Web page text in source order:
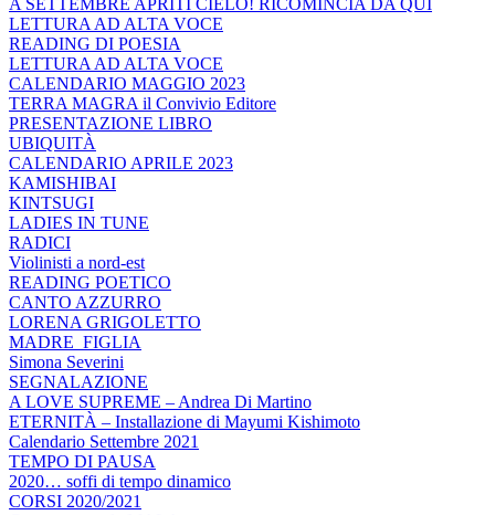
LETTURA AD ALTA VOCE
READING DI POESIA
LETTURA AD ALTA VOCE
CALENDARIO MAGGIO 2023
TERRA MAGRA il Convivio Editore
PRESENTAZIONE LIBRO
UBIQUITÀ
CALENDARIO APRILE 2023
KAMISHIBAI
KINTSUGI
LADIES IN TUNE
RADICI
Violinisti a nord-est
READING POETICO
CANTO AZZURRO
LORENA GRIGOLETTO
MADRE_FIGLIA
Simona Severini
SEGNALAZIONE
A LOVE SUPREME – Andrea Di Martino
ETERNITÀ – Installazione di Mayumi Kishimoto
Calendario Settembre 2021
TEMPO DI PAUSA
2020… soffi di tempo dinamico
CORSI 2020/2021